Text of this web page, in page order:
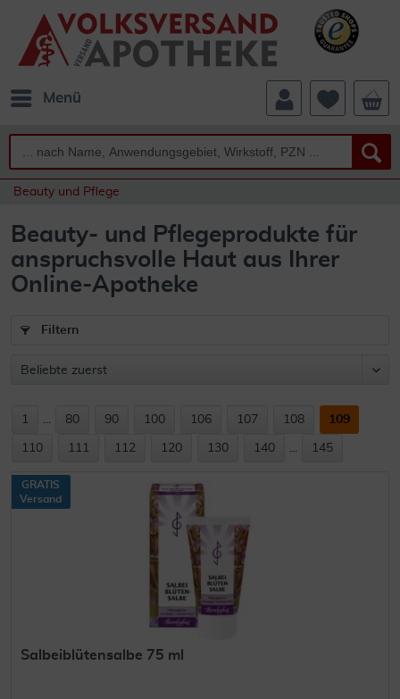
Menü
Beauty und Pflege
Beauty- und Pflegeprodukte für
anspruchsvolle Haut aus Ihrer
Online-Apotheke
Filtern
1 ... 80 90 100 106 107 108 109
110 111 112 120 130 140 ... 145
GRATIS
Versand
Salbeiblütensalbe 75 ml